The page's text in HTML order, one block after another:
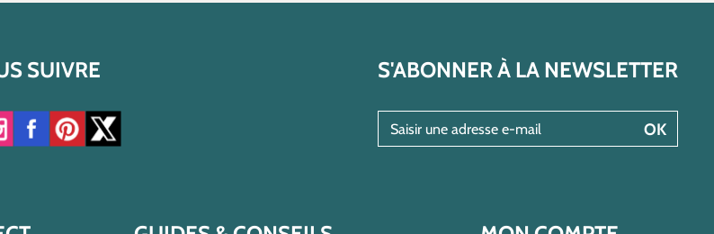
SUIVRE
à notre chaîne YouTube
à notre compte Instagram
Accéder à notre page Facebook
Accéder à notre compte Pinterest
Accéder à notre compte Twitter/X
S'ABONNER À LA NEWSLETTER
OK